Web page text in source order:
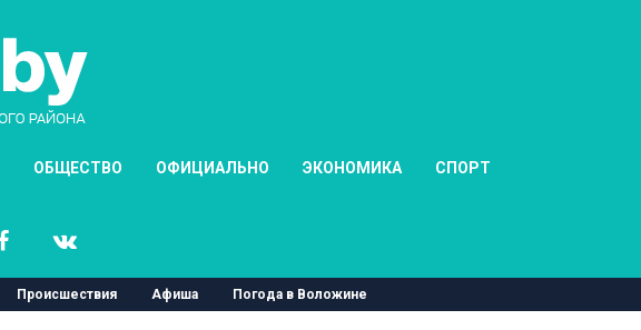
ОБЩЕСТВО ОФИЦИАЛЬНО ЭКОНОМИКА СПОРТ
Происшествия Афиша Погода в Воложине